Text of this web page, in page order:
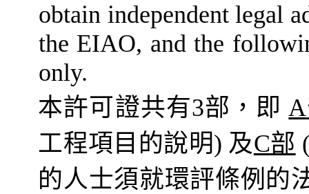
obtain independent legal
the EIAO, and the
only.
本許可證共有3部，即 A
工程項目的說明) 及C部
的人士須就環評條例的